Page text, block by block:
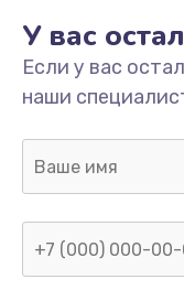
У вас
Если у вас
наши